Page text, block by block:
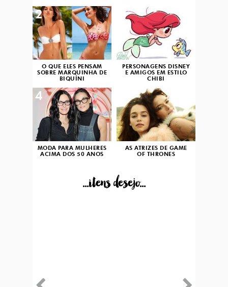
O QUE ELES PENSAM
SOBRE MARQUINHA DE
BIQUÍNI
2
PERSONAGENS DISNEY
E AMIGOS EM ESTILO
CHIBI
3
MODA PARA MULHERES
ACIMA DOS 50 ANOS
4
AS ATRIZES DE GAME
OF THRONES
...itens desejo...